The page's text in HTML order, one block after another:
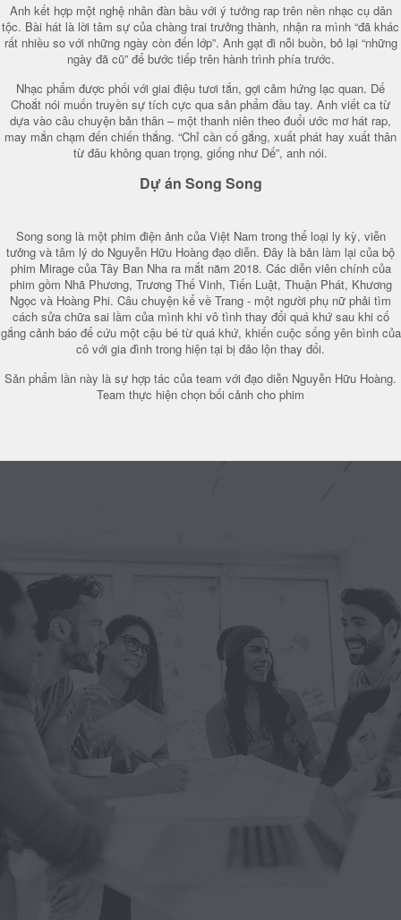
Anh kết hợp một nghệ nhân đàn bầu với ý tưởng rap trên nền nhạc cụ dân
tộc. Bài hát là lời tâm sự của chàng trai trưởng thành, nhận ra mình “đã khác
rất nhiều so với những ngày còn đến lớp”. Anh gạt đi nỗi buồn, bỏ lại “những
ngày đã cũ” để bước tiếp trên hành trình phía trước.
Nhạc phẩm được phối với giai điệu tươi tắn, gợi cảm hứng lạc quan. Dế
Choắt nói muốn truyền sự tích cực qua sản phẩm đầu tay. Anh viết ca từ
dựa vào câu chuyện bản thân – một thanh niên theo đuổi ước mơ hát rap,
may mắn chạm đến chiến thắng. “Chỉ cần cố gắng, xuất phát hay xuất thân
từ đâu không quan trọng, giống như Dế”, anh nói.
Dự án Song Song
Song song là một phim điện ảnh của Việt Nam trong thể loại ly kỳ, viễn
tưởng và tâm lý do Nguyễn Hữu Hoàng đạo diễn. Đây là bản làm lại của bộ
phim Mirage của Tây Ban Nha ra mắt năm 2018. Các diễn viên chính của
phim gồm Nhã Phương, Trương Thế Vinh, Tiến Luật, Thuận Phát, Khương
Ngọc và Hoàng Phi. Câu chuyện kể về Trang - một người phụ nữ phải tìm
cách sửa chữa sai lầm của mình khi vô tình thay đổi quá khứ sau khi cố
gắng cảnh báo để cứu một cậu bé từ quá khứ, khiến cuộc sống yên bình của
cô với gia đình trong hiện tại bị đảo lộn thay đổi.
Sản phẩm lần này là sự hợp tác của team với đạo diễn Nguyễn Hữu Hoàng.
Team thực hiện chọn bối cảnh cho phim